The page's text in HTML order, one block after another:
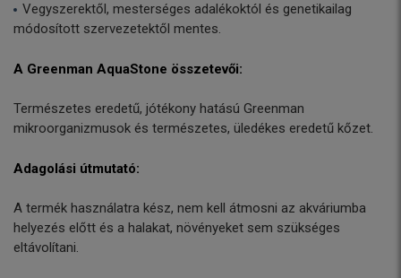
Vegyszerektől, mesterséges adalékoktól és genetikailag
módosított szervezetektől mentes.
A Greenman AquaStone összetevői:
Természetes eredetű, jótékony hatású Greenman
mikroorganizmusok és természetes, üledékes eredetű kőzet.
Adagolási útmutató:
A termék használatra kész, nem kell átmosni az akváriumba
helyezés előtt és a halakat, növényeket sem szükséges
eltávolítani.